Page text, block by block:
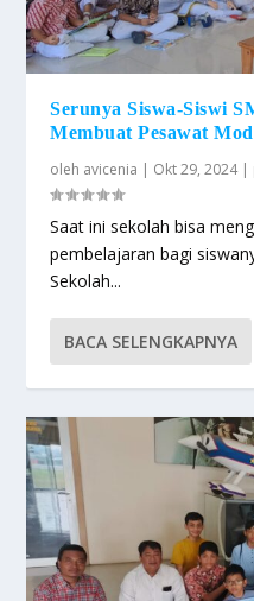
Serunya Siswa-Siswi
Membuat Pesawat
oleh avicenia | Okt 29, 2024|
Saat ini sekolah bisa
pembelajaran bagi
Sekolah...
BACA SELENGKAPNYA